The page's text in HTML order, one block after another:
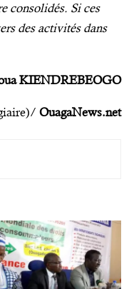
consolidés. Si ces
des activités dans
KIENDREBEOGO
OuagaNews.net